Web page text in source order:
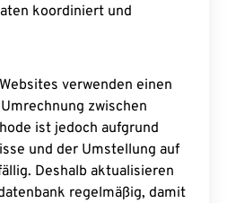
koordiniert und
verwenden einen
zwischen
ist jedoch aufgrund
und der Umstellung auf
Deshalb aktualisieren
regelmäßig, damit